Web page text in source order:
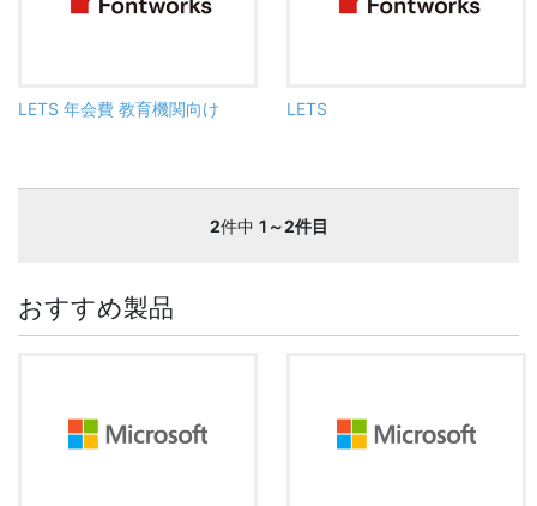
LETS 年会費 教育機関向け LETS
2件中 1～2件目
おすすめ製品